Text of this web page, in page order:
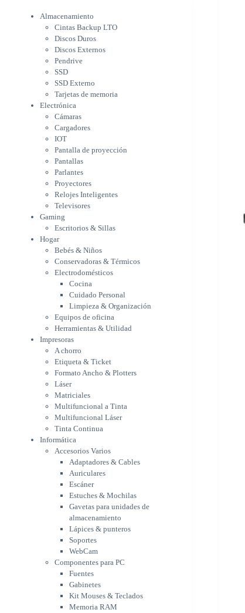
Cámaras
Cargadores
IOT
Pantalla de proyección
Pantallas
Parlantes
Proyectores
Relojes Inteligentes
Televisores
Gaming
Escritorios & Sillas
Hogar
Bebés & Niños
Conservadoras & Térmicos
Electrodomésticos
Cocina
Cuidado Personal
Equipos de oficina
Impresoras
A chorro
Etiqueta & Ticket
Formato Ancho & Plotters
Láser
Matriciales
Multifuncional a Tinta
Multifuncional Láser
Tinta Continua
Informática
Accesorios Varios
Adaptadores & Cables
Auriculares
Escáner
Estuches & Mochilas
Gavetas para unidades de
Lápices & punteros
Soportes
WebCam
Componentes para PC
Fuentes
Gabinetes
Kit Mouses & Teclados
Memoria RAM
Monitores
Mouses & Pads
Placas Madres
Procesadores
Refrigeración &
Enfriamiento
Tarjetas Gráficas
Almacenamiento
Cintas Backup LTO
Discos Duros
Discos Externos
Pendrive
SSD
SSD Externo
Tarjetas de memoria
Electrónica
Cámaras
Cargadores
IOT
Pantalla de proyección
Pantallas
Parlantes
Proyectores
Relojes Inteligentes
Televisores
Gaming
Escritorios & Sillas
Hogar
Bebés & Niños
Conservadoras & Térmicos
Electrodomésticos
Cocina
Cuidado Personal
Limpieza & Organización
Equipos de oficina
Herramientas & Utilidad
Impresoras
A chorro
Etiqueta & Ticket
Formato Ancho & Plotters
Láser
Matriciales
Multifuncional a Tinta
Multifuncional Láser
Tinta Continua
Informática
Accesorios Varios
Adaptadores & Cables
Auriculares
Escáner
Estuches & Mochilas
Gavetas para unidades de
almacenamiento
Lápices & punteros
Soportes
WebCam
Componentes para PC
Fuentes
Gabinetes
Kit Mouses & Teclados
Memoria RAM